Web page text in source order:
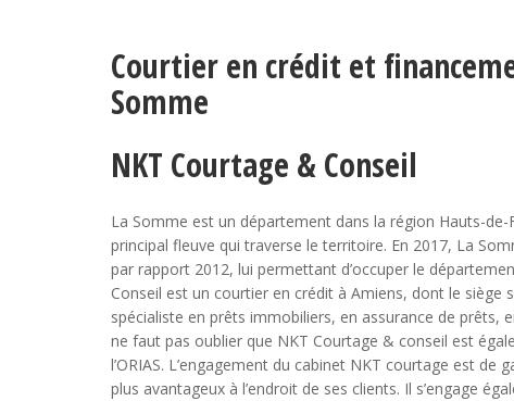
Courtier en crédit et
Somme
NKT Courtage & Conseil
La Somme est un département dans la région Hauts-
principal fleuve qui traverse le territoire. En 2017, La
par rapport 2012, lui permettant d’occuper le
Conseil est un courtier en crédit à Amiens, dont le siège
spécialiste en prêts immobiliers, en assurance de
ne faut pas oublier que NKT Courtage & conseil est
l’ORIAS. L’engagement du cabinet NKT courtage est
plus avantageux à l’endroit de ses clients. Il s’engage